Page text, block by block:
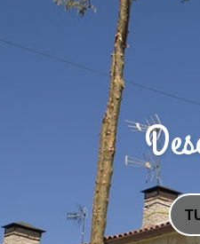
La web oficial de Montejo